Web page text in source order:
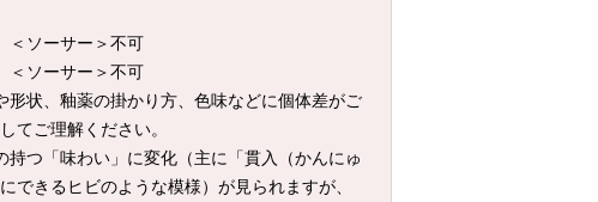
＜ソーサー＞不可
＜ソーサー＞不可
形状、釉薬の掛かり方、色味などに個体差がご
てご理解ください。
持つ「味わい」に変化（主に「貫入（かんにゅ
できるヒビのような模様）が見られますが、